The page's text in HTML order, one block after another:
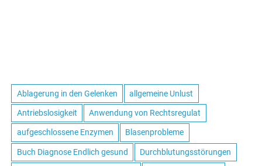
Ablagerung in den Gelenken allgemeine Unlust
Antriebslosigkeit Anwendung von Rechtsregulat
aufgeschlossene Enzymen Blasenprobleme
Buch Diagnose Endlich gesund Durchblutungsstörungen